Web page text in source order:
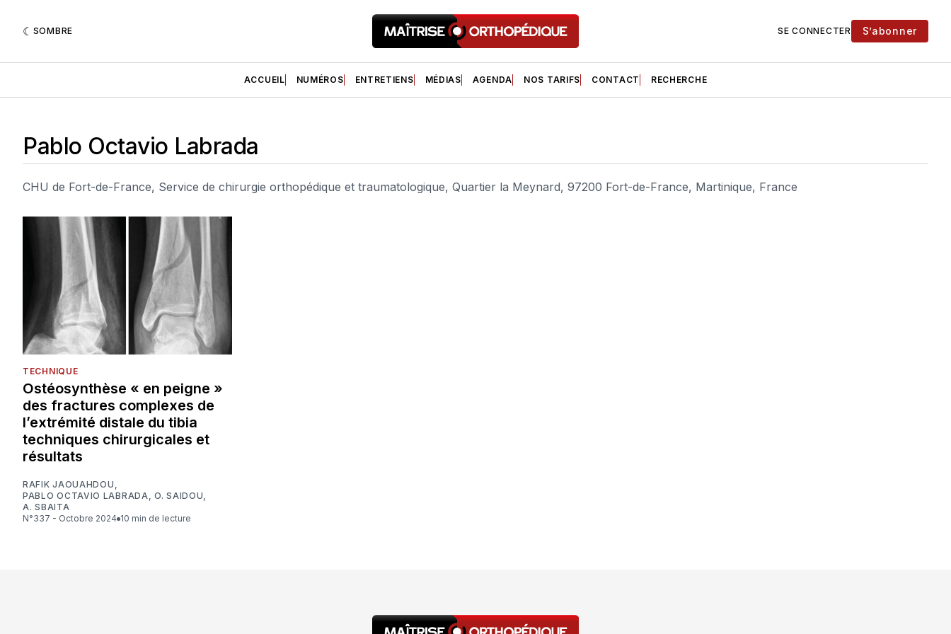
SOMBRE SE CONNECTER S’abonner
ACCUEIL NUMÉROS ENTRETIENS MÉDIAS AGENDA NOS TARIFS CONTACT RECHERCHE
Pablo Octavio Labrada
CHU de Fort-de-France, Service de chirurgie orthopédique et traumatologique, Quartier la Meynard, 97200 Fort-de-France, Martinique, France
TECHNIQUE
Ostéosynthèse « en peigne »
des fractures complexes de
l’extrémité distale du tibia
techniques chirurgicales et
résultats
RAFIK JAOUAHDOU ,
PABLO OCTAVIO LABRADA,O. SAIDOU,
A. SBAITA
N°337 - Octobre 2024
10 min de lecture